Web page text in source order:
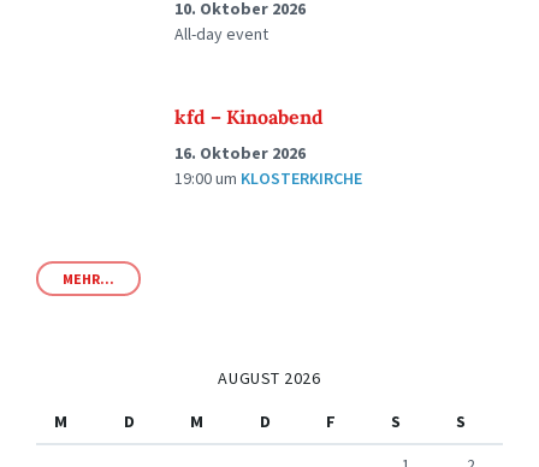
10. Oktober 2026
All-day event
kfd – Kinoabend
16. Oktober 2026
19:00um KLOSTERKIRCHE
MEHR...
AUGUST 2026
M
D M D F S
S